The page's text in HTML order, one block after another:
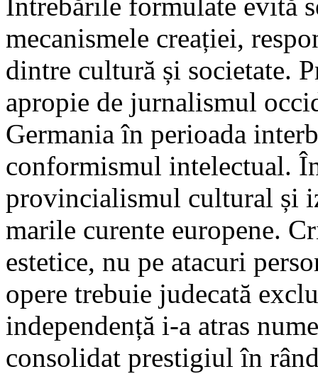
Întrebările formulate evită
mecanismele creației,
dintre cultură și societate.
apropie de jurnalismul
Germania în perioada
conformismul intelectual.
provincialismul cultural și
marile curente europene.
estetice, nu pe atacuri
opere trebuie judecată
independență i-a atras
consolidat prestigiul în